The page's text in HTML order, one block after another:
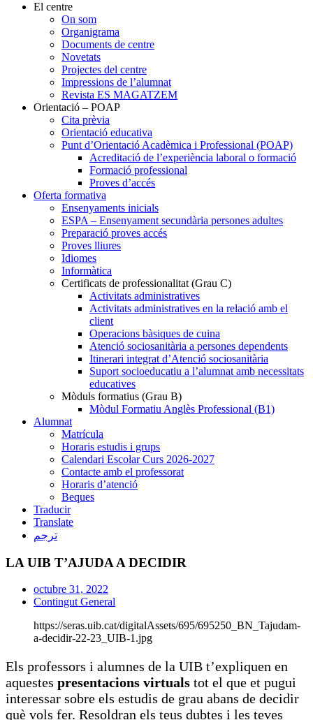
El centre
On som
Organigrama
Documents de centre
Novetats
Projectes del centre
Impressions de l’alumnat
Revista ES MAGATZEM
Orientació – POAP
Cita prèvia
Orientació educativa
Punt d’Orientació Acadèmica i Professional (POAP)
Acreditació de l’experiència laboral o formació
Formació professional
Proves d’accés
Oferta formativa
Ensenyaments inicials
ESPA – Ensenyament secundària persones adultes
Preparació proves accés
Proves lliures
Idiomes
Informàtica
Certificats de professionalitat (Grau C)
Activitats administratives
Activitats administratives en la relació amb el
client
Operacions bàsiques de cuina
Atenció sociosanitària a persones dependents
Itinerari integrat d’Atenció sociosanitària
Suport socioeducatiu a l’alumnat amb necessitats
educatives
Mòduls formatius (Grau B)
Mòdul Formatiu Anglès Professional (B1)
Alumnat
Matrícula
Horaris estudis i grups
Calendari Escolar Curs 2026-2027
Contacte amb el professorat
Horaris d’atenció
Beques
Traducir
Translate
ترجم
LA UIB T’AJUDA A DECIDIR
octubre 31, 2022
Contingut General
https://seras.uib.cat/digitalAssets/695/695250_BN_Tajudam-
a-decidir-22-23_UIB-1.jpg
Els professors i alumnes de la UIB t’expliquen en
aquestes presentacions virtuals tot el que et pugui
interessar sobre els estudis de grau abans de decidir
què vols fer. Resoldran els teus dubtes i les teves